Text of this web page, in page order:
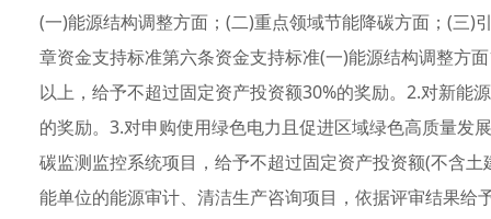
(一)能源结构调整方面；(二)重点领域节能降碳方面；(三)
章资金支持标准第六条资金支持标准(一)能源结构调整方
以上，给予不超过固定资产投资额30%的奖励。2.对新能
的奖励。3.对申购使用绿色电力且促进区域绿色高质量发
碳监测监控系统项目，给予不超过固定资产投资额(不含
能单位的能源审计、清洁生产咨询项目，依据评审结果